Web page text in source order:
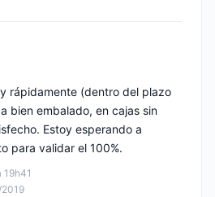
19h41
rápidamente (dentro del plazo
bien embalado, en cajas sin
Estoy esperando a
para validar el 100%.